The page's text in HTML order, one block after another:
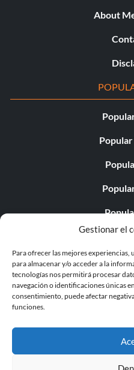
Gestionar el
Para ofrecer las mejores
para almacenar y/o acceder a la
tecnologías nos permitirá procesar
navegación o identificaciones únicas
consentimiento, puede afectar
funciones.
About
Popular
Popular
LATEST